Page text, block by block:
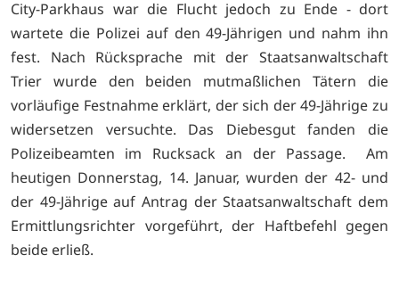
City-Parkhaus war die Flucht jedoch zu Ende - dort
wartete die Polizei auf den 49-Jährigen und nahm ihn
fest. Nach Rücksprache mit der Staatsanwaltschaft
Trier wurde den beiden mutmaßlichen Tätern die
vorläufige Festnahme erklärt, der sich der 49-Jährige zu
widersetzen versuchte. Das Diebesgut fanden die
Polizeibeamten im Rucksack an der Passage. Am
heutigen Donnerstag, 14. Januar, wurden der 42- und
der 49-Jährige auf Antrag der Staatsanwaltschaft dem
Ermittlungsrichter vorgeführt, der Haftbefehl gegen
beide erließ.